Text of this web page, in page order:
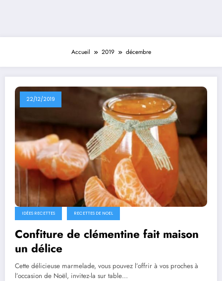
Accueil 2019 décembre
22/12/2019
IDÉES RECETTES RECETTES DE NOEL
Confiture de clémentine fait maison
un délice
Cette délicieuse marmelade, vous pouvez l’offrir à vos proches à
l’occasion de Noël, invitez-la sur table…